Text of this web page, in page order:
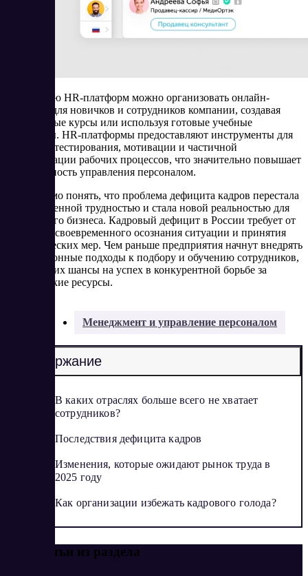
С помощью HR-платформ можно организовать онлайн-
обучение для новичков и сотрудников компании, создавая
собственные курсы или используя готовые учебные
материалы. HR-платформы предоставляют инструменты для
обучения, тестирования, мотивации и частичной
автоматизации рабочих процессов, что значительно повышает
эффективность управления персоналом.
Необходимо понять, что проблема дефицита кадров перестала
быть временной трудностью и стала новой реальностью для
российского бизнеса. Кадровый дефицит в России требует от
компаний своевременного осознания ситуации и принятия
стратегических мер. Чем раньше предприятия начнут внедрять
инновационные подходы к подбору и обучению сотрудников,
тем выше их шансы на успех в конкурентной борьбе за
человеческие ресурсы.
Менеджмент и управление персоналом
Содержание
В каких отраслях больше всего не хватает
сотрудников?
Последствия дефицита кадров
Изменения, которые ожидают рынок труда в
2025 году
Как организации избежать кадрового голода?
Еще статьи из раздела